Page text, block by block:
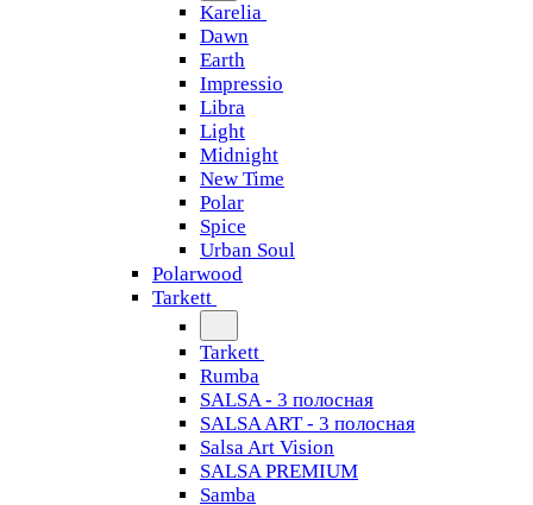
Karelia
Dawn
Earth
Impressio
Libra
Light
Midnight
New Time
Polar
Spice
Urban Soul
Polarwood
Tarkett
Tarkett
Rumba
SALSA - 3 полосная
SALSA ART - 3 полосная
Salsa Art Vision
SALSA PREMIUM
Samba